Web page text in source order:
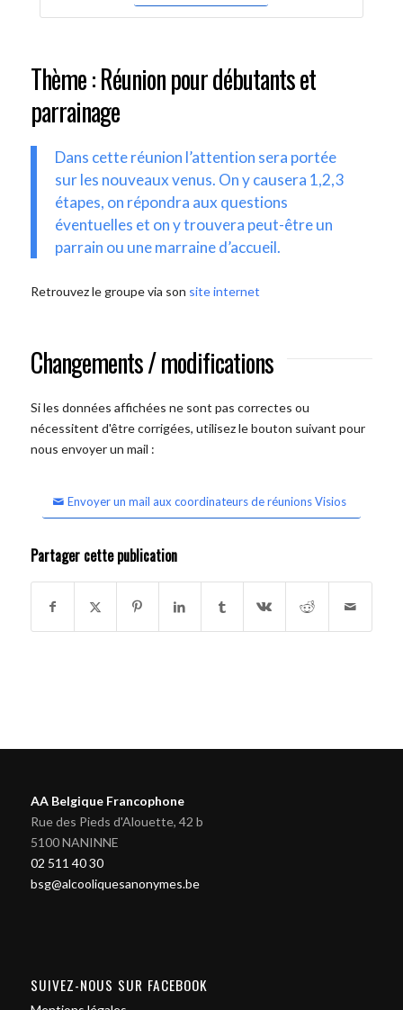
Thème : Réunion pour débutants et
parrainage
Dans cette réunion l’attention sera portée
sur les nouveaux venus. On y causera 1,2,3
étapes, on répondra aux questions
éventuelles et on y trouvera peut-être un
parrain ou une marraine d’accueil.
Retrouvez le groupe via son site internet
Changements / modifications
Si les données affichées ne sont pas correctes ou
nécessitent d'être corrigées, utilisez le bouton suivant pour
nous envoyer un mail :
Envoyer un mail aux coordinateurs de réunions Visios
Partager cette publication
AA Belgique Francophone
Rue des Pieds d'Alouette, 42 b
5100 NANINNE
02 511 40 30
bsg@alcooliquesanonymes.be
SUIVEZ-NOUS SUR FACEBOOK